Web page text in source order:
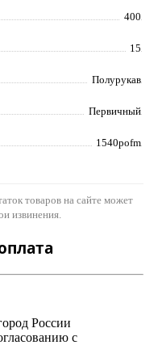
400
15
Полурукав
Первичный
1540pofm
товаров на сайте может
извинения.
России
с